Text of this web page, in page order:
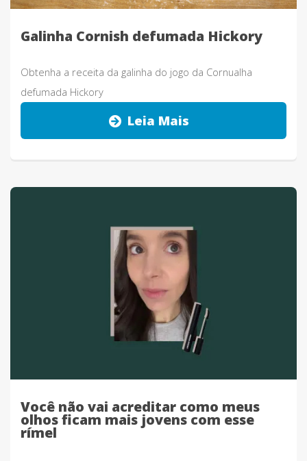
Galinha Cornish defumada Hickory
Obtenha a receita da galinha do jogo da Cornualha
defumada Hickory
Leia Mais
Você não vai acreditar como meus
olhos ficam mais jovens com esse
rímel